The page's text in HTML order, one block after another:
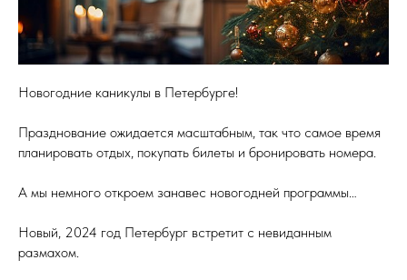
Новогодние каникулы в Петербурге!
Празднование ожидается масштабным, так что самое время
планировать отдых, покупать билеты и бронировать номера.
А мы немного откроем занавес новогодней программы…
Новый, 2024 год Петербург встретит с невиданным
размахом.